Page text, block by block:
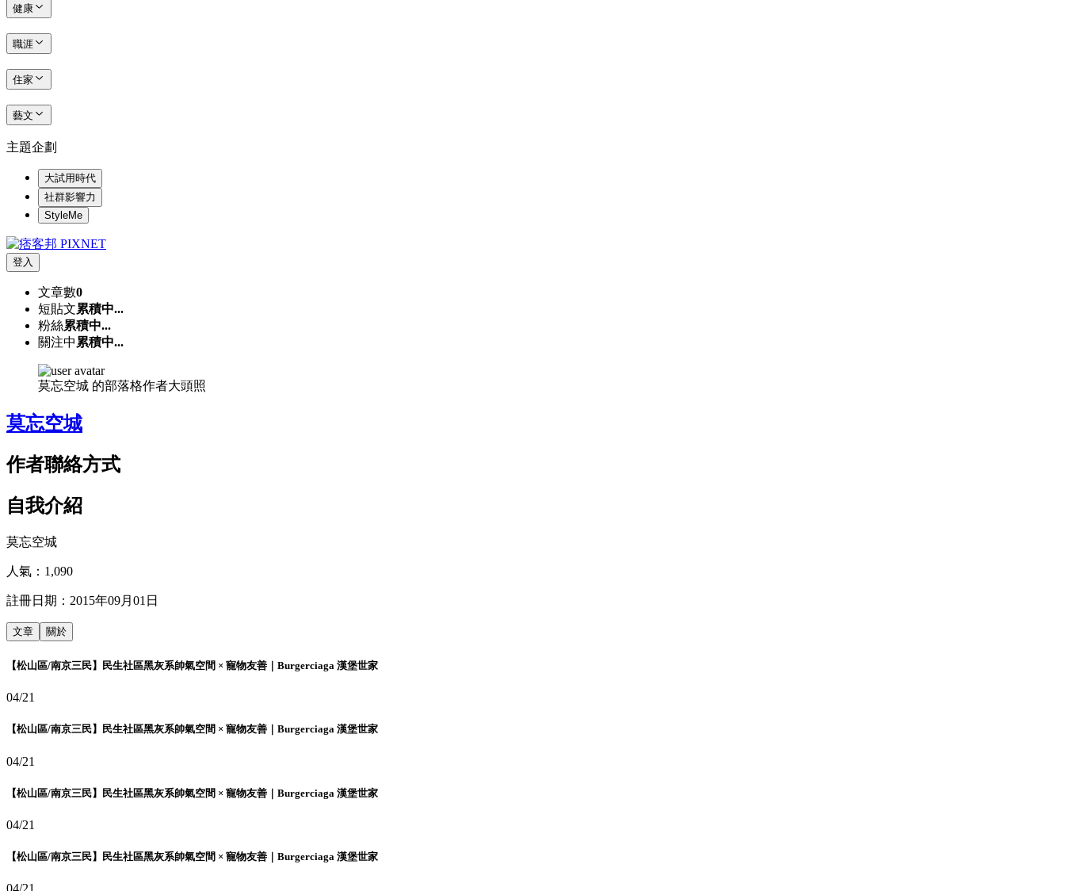
健康
職涯
住家
藝文
主題企劃
大試用時代
社群影響力
StyleMe
登入
文章數0
短貼文累積中...
粉絲累積中...
關注中 累積中...
莫忘空城 的部落格作者大頭照
莫忘空城
作者聯絡方式
自我介紹
莫忘空城
人氣： 1,090
註冊日期： 2015年09月01日
文章 關於
【松山區/南京三民】民生社區黑灰系帥氣空間 × 寵物友善｜Burgerciaga 漢堡世家
04/21
【松山區/南京三民】民生社區黑灰系帥氣空間 × 寵物友善｜Burgerciaga 漢堡世家
04/21
【松山區/南京三民】民生社區黑灰系帥氣空間 × 寵物友善｜Burgerciaga 漢堡世家
04/21
【松山區/南京三民】民生社區黑灰系帥氣空間 × 寵物友善｜Burgerciaga 漢堡世家